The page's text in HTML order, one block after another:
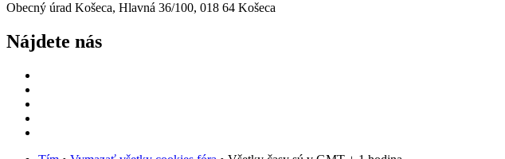
Obecný úrad Košeca, Hlavná 36/100, 018 64 Košeca
Nájdete nás